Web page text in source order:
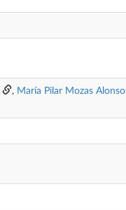
, María Pilar Mozas Alonso